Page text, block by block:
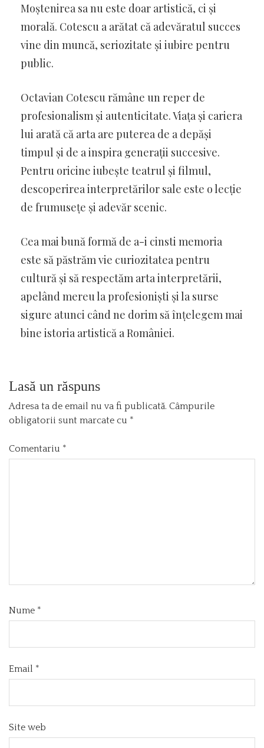
Moștenirea sa nu este doar artistică, ci și
morală. Cotescu a arătat că adevăratul succes
vine din muncă, seriozitate și iubire pentru
public.
Octavian Cotescu rămâne un reper de
profesionalism și autenticitate. Viața și cariera
lui arată că arta are puterea de a depăși
timpul și de a inspira generații succesive.
Pentru oricine iubește teatrul și filmul,
descoperirea interpretărilor sale este o lecție
de frumusețe și adevăr scenic.
Cea mai bună formă de a-i cinsti memoria
este să păstrăm vie curiozitatea pentru
cultură și să respectăm arta interpretării,
apelând mereu la profesioniști și la surse
sigure atunci când ne dorim să înțelegem mai
bine istoria artistică a României.
Lasă un răspuns
Adresa ta de email nu va fi publicată. Câmpurile
obligatorii sunt marcate cu *
Comentariu *
Nume *
Email *
Site web